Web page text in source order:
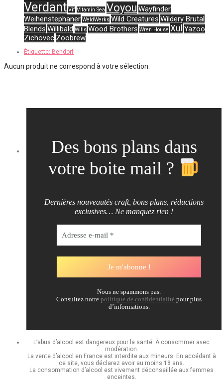
Verdant Vif Vitamin Sea Voyou Wayfinder
Weihenstephaner WeldWerks Wild Creatures Wildery Brutal
Blends Willibald Wills Wood Brothers Wren House Xul Yazoo
Zichovec Zoobrew
Étiquette: Bendorf
Aucun produit ne correspond à votre sélection.
Des bons plans dans
votre boite mail ?
Dernières nouveautés craft, bons plans, réductions
exclusives… Ne manquez rien !
Nous ne spammons pas.
Consultez notre politique de confidentialité pour plus
d’informations.
L’abus d’alcool est dangereux pour la santé. À consommer avec
modération.
La vente d’alcool en France est interdite aux mineurs. En accédant à
ce site, vous déclarez avoir au moins 18 ans.
La consommation d’alcool est vivement déconseillée aux femmes
enceintes.